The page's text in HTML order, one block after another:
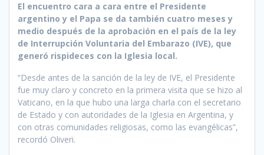
El encuentro cara a cara entre el Presidente
argentino y el Papa se da también cuatro meses y
medio después de la aprobación en el país de la ley
de Interrupción Voluntaria del Embarazo (IVE), que
generó rispideces con la Iglesia local.
“Desde antes de la sanción de la ley de IVE, el Presidente
fue muy claro y concreto en la primera visita que se hizo al
Vaticano, en la que hubo una larga charla con el secretario
de Estado y con autoridades de la Iglesia en Argentina, y
con otras comunidades religiosas, como las evangélicas”,
recordó Oliveri.